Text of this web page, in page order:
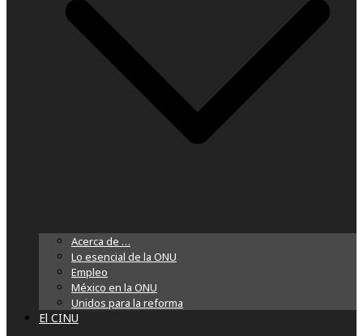
Acerca de …
Lo esencial de la ONU
Empleo
México en la ONU
Unidos para la reforma
El CINU